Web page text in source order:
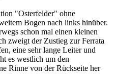
"Osterfelder" ohne
Bogen nach links hinüber.
schon mal einen kleinen
zweigt der Zustieg zur Ferrata
eine sehr lange Leiter und
es westlich um den
Rinne von der Rückseite her